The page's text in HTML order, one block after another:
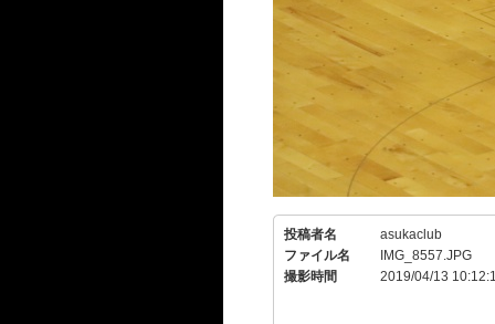
投稿者名
asukaclub
ファイル名
IMG_8557.JPG
撮影時間
2019/04/13